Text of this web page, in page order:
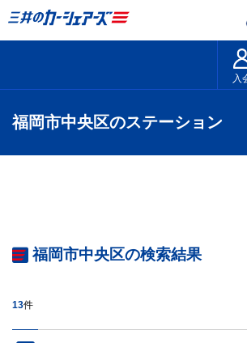
入
福岡市中央区のステーション
福岡市中央区の検索結果
13件